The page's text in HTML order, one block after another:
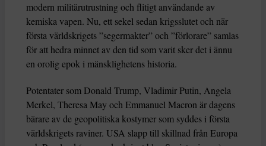
modern militärutrustning och flitigt användande av
kemiska vapen. Nu, ett sekel sedan krigsslutet och när
första världskrigets ”segermakter” och ”förlorare” samlas
för att hedra minnet av den tid som varit sker det i ännu
en orolig epok i mänsklighetens historia.
Potentater som Donald Trump, Vladimir Putin, Angela
Merkel, Theresa May och Emmanuel Macron är dagens
bärare av de geopolitiska kostymer som syddes i första
världskrigets raviner. USA slapp till skillnad från Europa